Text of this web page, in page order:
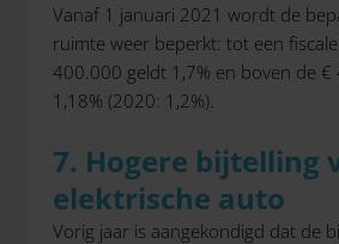
Vanaf 1 januari 2021 wordt de
ruimte weer beperkt: tot een
400.000 geldt 1,7% en boven de
1,18% (2020: 1,2%).
7. Hogere bijtelling
elektrische auto
Vorig jaar is aangekondigd dat de